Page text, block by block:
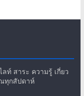
ท์ สาระ ความรู้ เกี่ยว
ทุกสัปดาห์